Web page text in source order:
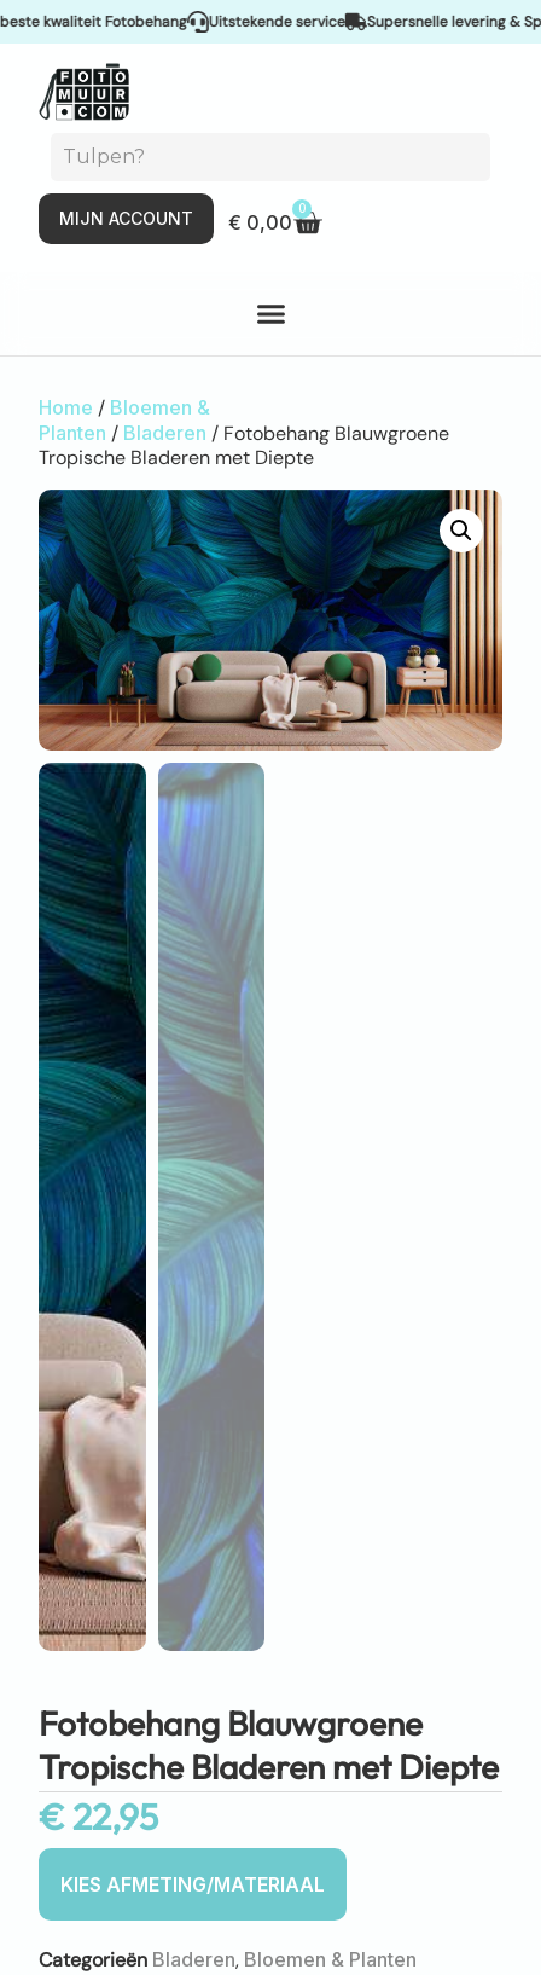
kwaliteit Fotobehang Uitstekende service Supersnelle levering &
MIJN ACCOUNT € 0,00
0
Home / Bloemen &
Planten / Bladeren / Fotobehang Blauwgroene
Tropische Bladeren met Diepte
Fotobehang Blauwgroene
Tropische Bladeren met Diepte
€22,95
Categorieën Bladeren, Bloemen & Planten